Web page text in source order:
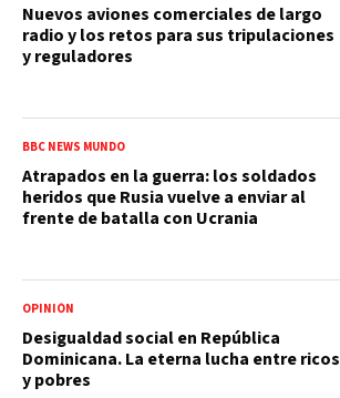
Nuevos aviones comerciales de largo
radio y los retos para sus tripulaciones
y reguladores
BBC NEWS MUNDO
Atrapados en la guerra: los soldados
heridos que Rusia vuelve a enviar al
frente de batalla con Ucrania
OPINIÓN
Desigualdad social en República
Dominicana. La eterna lucha entre ricos
y pobres